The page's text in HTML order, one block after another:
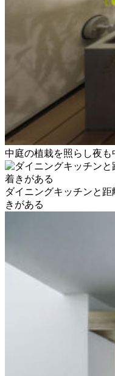
中庭の植栽を照らし夜
ダイニングキッチンと
きがある